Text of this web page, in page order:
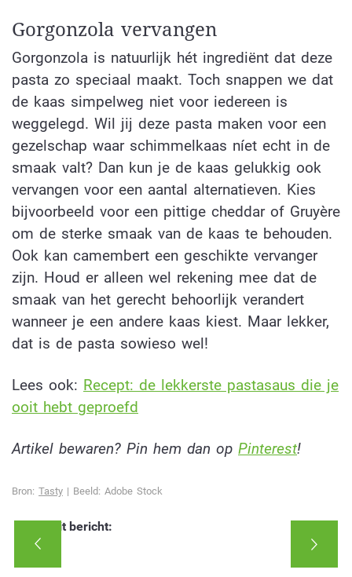
Gorgonzola vervangen
Gorgonzola is natuurlijk hét ingrediënt dat deze
pasta zo speciaal maakt. Toch snappen we dat
de kaas simpelweg niet voor iedereen is
weggelegd. Wil jij deze pasta maken voor een
gezelschap waar schimmelkaas níet echt in de
smaak valt? Dan kun je de kaas gelukkig ook
vervangen voor een aantal alternatieven. Kies
bijvoorbeeld voor een pittige cheddar of Gruyère
om de sterke smaak van de kaas te behouden.
Ook kan camembert een geschikte vervanger
zijn. Houd er alleen wel rekening mee dat de
smaak van het gerecht behoorlijk verandert
wanneer je een andere kaas kiest. Maar lekker,
dat is de pasta sowieso wel!
Lees ook: Recept: de lekkerste pastasaus die je
ooit hebt geproefd
Artikel bewaren? Pin hem dan op Pinterest!
Bron: Tasty | Beeld: Adobe Stock
Deel dit bericht: